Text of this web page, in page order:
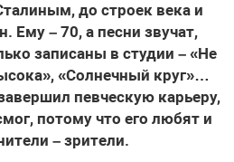
до строек века и
Ему – 70, а песни звучат,
записаны в студии – «Не
«Солнечный круг»…
певческую карьеру,
потому что его любят и
– зрители.